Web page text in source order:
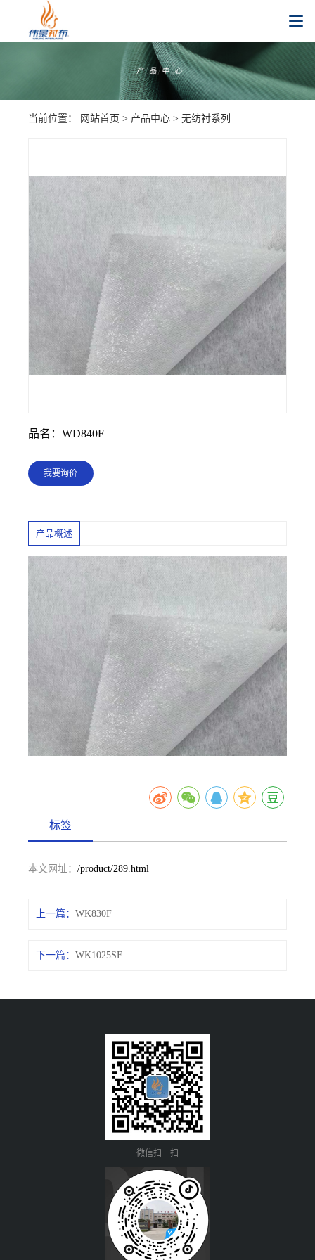
当前位置： 网站首页 > 产品中心> 无纺衬系列
品名：WD840F
我要询价
产品概述
标签
本文网址： /product/289.html
上一篇： WK830F
下一篇： WK1025SF
微信扫一扫